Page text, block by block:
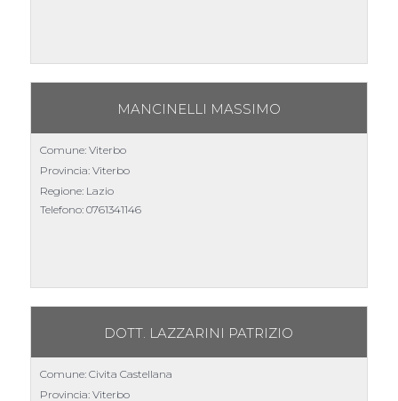
MANCINELLI MASSIMO
Comune: Viterbo
Provincia: Viterbo
Regione: Lazio
Telefono: 0761341146
DOTT. LAZZARINI PATRIZIO
Comune: Civita Castellana
Provincia: Viterbo